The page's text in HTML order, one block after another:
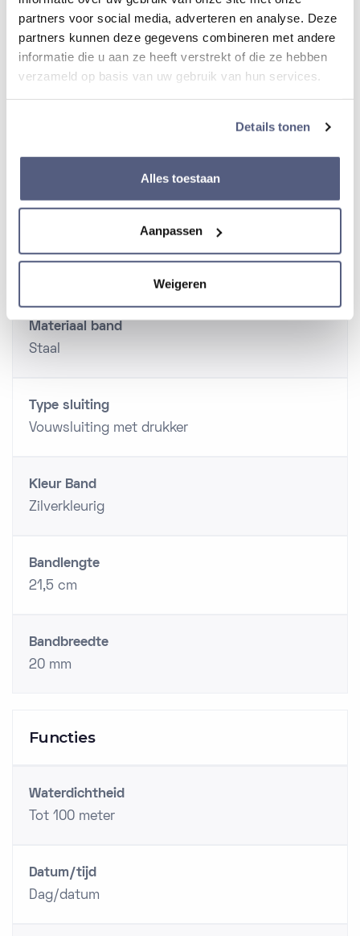
partners voor social media, adverteren en analyse. Deze
partners kunnen deze gegevens combineren met andere
informatie die u aan ze heeft verstrekt of die ze hebben
verzameld op basis van uw gebruik van hun services.
Details tonen
Alles toestaan
Aanpassen
Weigeren
Materiaal Lunette
Staal/ zilverkleurig
Diameter kast
10 mm
Materiaal band
Staal
Type sluiting
Vouwsluiting met drukker
Kleur Band
Zilverkleurig
Bandlengte
21,5 cm
Bandbreedte
20 mm
Functies
Waterdichtheid
Tot 100 meter
Datum/tijd
Dag/datum